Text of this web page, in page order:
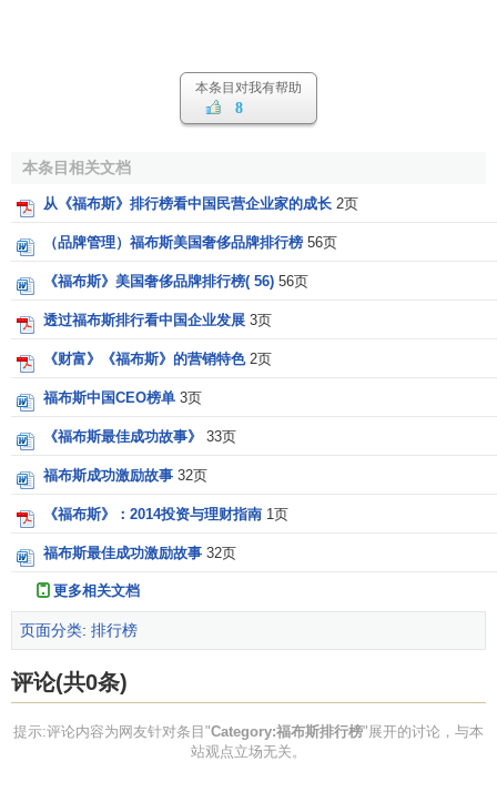
本条目对我有帮助
8
本条目相关文档
从《福布斯》排行榜看中国民营企业家的成长 2页
（品牌管理）福布斯美国奢侈品牌排行榜 56页
《福布斯》美国奢侈品牌排行榜( 56) 56页
透过福布斯排行看中国企业发展 3页
《财富》《福布斯》的营销特色 2页
福布斯中国CEO榜单 3页
《福布斯最佳成功故事》 33页
福布斯成功激励故事 32页
《福布斯》：2014投资与理财指南 1页
福布斯最佳成功激励故事 32页
更多相关文档
页面分类: 排行榜
评论(共0条)
提示:评论内容为网友针对条目"Category:福布斯排行榜"展开的讨论，与本
站观点立场无关。